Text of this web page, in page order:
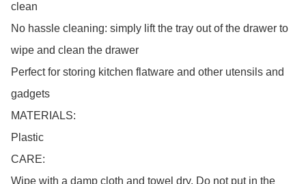
clean
No hassle cleaning: simply lift the tray out of the drawer to
wipe and clean the drawer
Perfect for storing kitchen flatware and other utensils and
gadgets
MATERIALS:
Plastic
CARE:
Wipe with a damp cloth and towel dry. Do not put in the